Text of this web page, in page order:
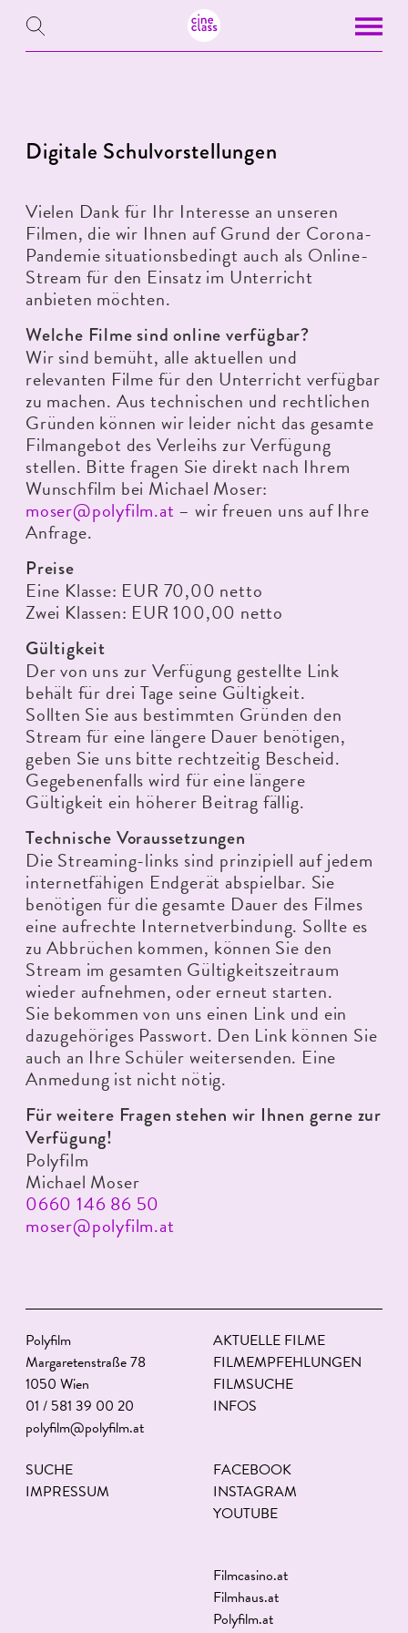
Digitale Schulvorstellungen
Vielen Dank für Ihr Interesse an unseren
Filmen, die wir Ihnen auf Grund der Corona-
Pandemie situationsbedingt auch als Online-
Stream für den Einsatz im Unterricht
anbieten möchten.
Welche Filme sind online verfügbar?
Wir sind bemüht, alle aktuellen und
relevanten Filme für den Unterricht verfügbar
zu machen. Aus technischen und rechtlichen
Gründen können wir leider nicht das gesamte
Filmangebot des Verleihs zur Verfügung
stellen. Bitte fragen Sie direkt nach Ihrem
Wunschfilm bei Michael Moser:
moser@polyfilm.at – wir freuen uns auf Ihre
Anfrage.
Preise
Eine Klasse: EUR 70,00 netto
Zwei Klassen: EUR 100,00 netto
Gültigkeit
Der von uns zur Verfügung gestellte Link
behält für drei Tage seine Gültigkeit.
Sollten Sie aus bestimmten Gründen den
Stream für eine längere Dauer benötigen,
geben Sie uns bitte rechtzeitig Bescheid.
Gegebenenfalls wird für eine längere
Gültigkeit ein höherer Beitrag fällig.
Technische Voraussetzungen
Die Streaming-links sind prinzipiell auf jedem
internetfähigen Endgerät abspielbar. Sie
benötigen für die gesamte Dauer des Filmes
eine aufrechte Internetverbindung. Sollte es
zu Abbrüchen kommen, können Sie den
Stream im gesamten Gültigkeitszeitraum
wieder aufnehmen, oder erneut starten.
Sie bekommen von uns einen Link und ein
dazugehöriges Passwort. Den Link können Sie
auch an Ihre Schüler weitersenden. Eine
Anmedung ist nicht nötig.
Für weitere Fragen stehen wir Ihnen gerne zur
Verfügung!
Polyfilm
Michael Moser
0660 146 86 50
moser@polyfilm.at
Polyfilm
Margaretenstraße 78
1050 Wien
01 / 581 39 00 20
polyfilm@polyfilm.at
AKTUELLE FILME
FILMEMPFEHLUNGEN
FILMSUCHE
INFOS
SUCHE
IMPRESSUM
FACEBOOK
INSTAGRAM
YOUTUBE
Filmcasino.at
Filmhaus.at
Polyfilm.at